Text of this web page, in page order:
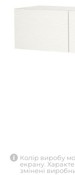
Колір виробу
екрану.
змінені